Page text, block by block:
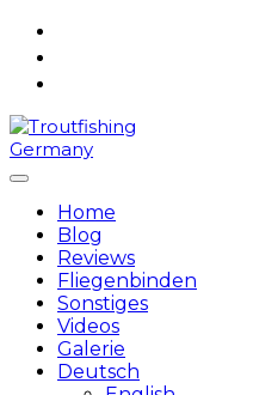
Skip
Home
Blog
Reviews
Fliegenbinden
Sonstiges
Videos
Galerie
Deutsch